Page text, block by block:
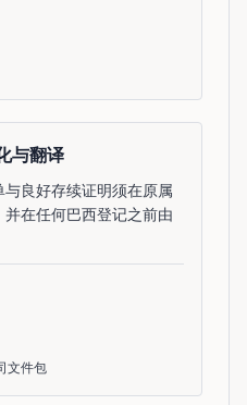
与翻译
良好存续证明须在原属
在任何巴西登记之前由
文件包